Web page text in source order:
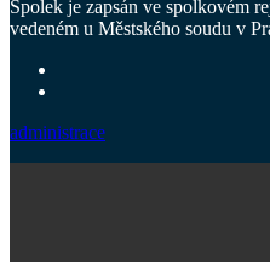
Spolek je zapsán ve spolkovém
vedeném u Městského soudu v
administrace